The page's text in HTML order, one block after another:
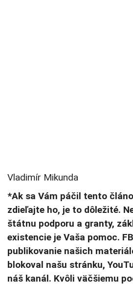
Vladimír Mikunda
*Ak sa Vám páčil tento
zdieľajte ho, je to dôležité.
štátnu podporu a granty,
existencie je Vaša pomoc.
publikovanie našich
blokoval našu stránku,
náš kanál. Kvôli väčšiemu